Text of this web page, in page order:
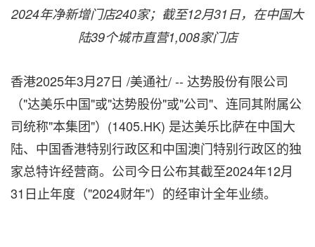
2024年净新增门店240家；截至12月31日，在中国大
陆39个城市直营1,008家门店
香港2025年3月27日 /美通社/ -- 达势股份有限公司
（"达美乐中国"或"达势股份"或"公司"、连同其附属公
司统称"本集团"）(1405.HK) 是达美乐比萨在中国大
陆、中国香港特别行政区和中国澳门特别行政区的独
家总特许经营商。公司今日公布其截至2024年12月
31日止年度（"2024财年"）的经审计全年业绩。